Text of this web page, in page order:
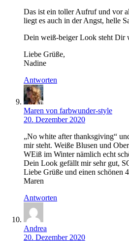
Das ist ein toller Aufruf und vor
liegt es auch in der Angst, helle
Dein weiß-beiger Look steht Dir
Liebe Grüße,
Nadine
Antworten
Maren von farbwunder-style
20. Dezember 2020
„No white after thanksgiving“
mir steht. Weiße Blusen und
WEiß im Winter nämlich echt
Dein Look gefällt mir sehr gut,
Liebe Grüße und einen schönen
Maren
Antworten
Andrea
20. Dezember 2020